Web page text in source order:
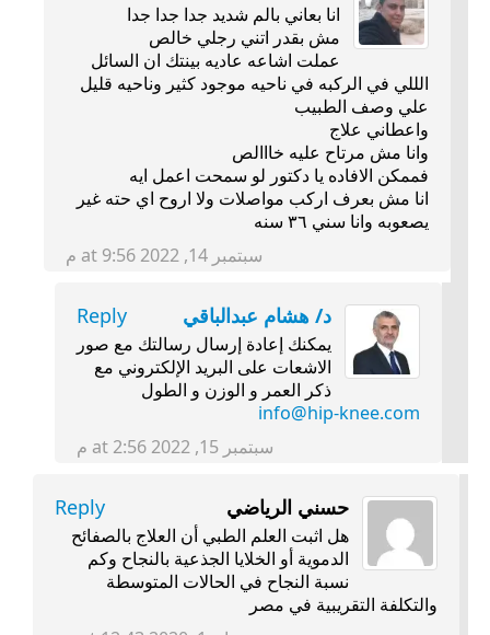
انا بعاني بالم شديد جدا جدا جدا
مش بقدر اتني رجلي خالص
عملت اشاعه عاديه بينتك ان السائل
الللي في الركبه في ناحيه موجود كثير وناحيه قليل
علي وصف الطبيب
واعطاني علاج
وانا مش مرتاح عليه خااالص
فممكن الافاده يا دكتور لو سمحت اعمل ايه
انا مش بعرف اركب مواصلات ولا اروح اي حته غير
يصعوبه وانا سني ٣٦ سنه
سبتمبر 14, 2022 at 9:56 م
د/ هشام عبدالباقي Reply
يمكنك إعادة إرسال رسالتك مع صور
الاشعات على البريد الإلكتروني مع
ذكر العمر و الوزن و الطول
info@hip-knee.com
سبتمبر 15, 2022 at 2:56 م
حسني الرياضي Reply
هل اثبت العلم الطبي أن العلاج بالصفائح
الدموية أو الخلايا الجذعية بالنجاح وكم
نسبة النجاح في الحالات المتوسطة
والتكلفة التقريبية في مصر